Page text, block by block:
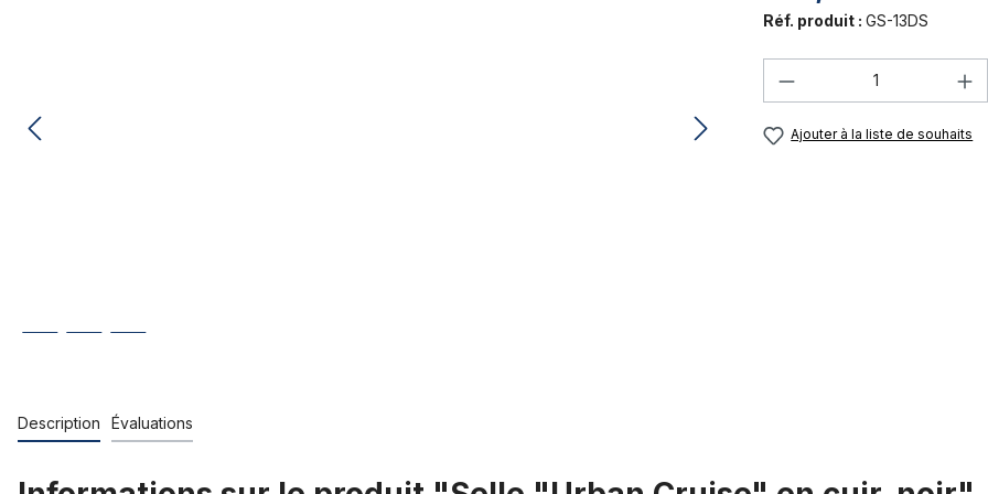
Réf. produit : GS-13DS
Quantité de
Ajouter à la liste de souhaits
Description Évaluations